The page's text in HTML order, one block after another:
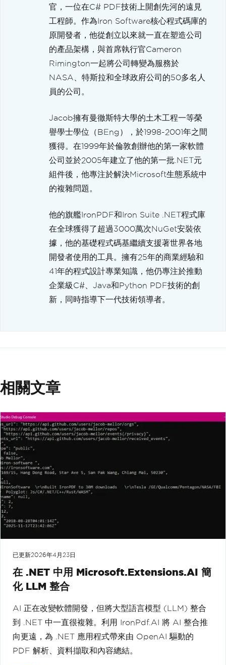
官，一位在C# PDF技術上開創先河的遠見
工程師。作為Iron Software核心程式碼庫的
原開發者，他從創立以來就一直在塑造公司
的產品架構，與首席執行官Cameron
Rimington一起將公司轉變為服務於
NASA、特斯拉和全球政府公司的50多名人
員的公司。
Jacob擁有曼徹斯特大學的土木工程一等榮
譽學士學位（BEng），於1998-2001年之間
獲得。在1999年於倫敦創辦他的第一家軟體
公司並於2005年建立了他的第一批.NET元
組件後，他專注於解決Microsoft生態系統中
的複雜問題。
他的旗艦IronPDF和Iron Suite .NET程式庫
在全球獲得了超過3000萬次NuGet安裝依
據，他的基礎程式碼基繼續支援著世界各地
開發者使用的工具。擁有25年的商業經驗和
41年的程式設計專業知識，他仍專注於推動
企業級C#、Java和Python PDF技術的創
新，同時指導下一代技術領導者。
相關文章
已更新2026年4月23日
在 .NET 中用 Microsoft.Extensions.AI 簡
化 LLM 整合
AI 正在改變軟體開發，但將大型語言模型 (LLM) 整合
到 .NET 中一直很複雜。利用 IronPdf.AI 將 AI 整合推
向更遠，為 .NET 應用程式帶來由 OpenAI 驅動的
PDF 解析、資料擷取和內容總結。